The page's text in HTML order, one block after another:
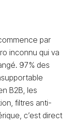
par
inconnu qui va
97 % des
B2B, les
filtres anti-
c’est direct